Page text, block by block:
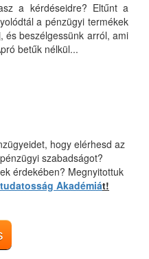
a kérdéseidre? Eltűnt a
a pénzügyi termékek
és beszélgessünk arról, ami
betűk nélkül...
hogy elérhesd az
szabadságot?
érdekében? Megnyitottuk
Akadémiát!